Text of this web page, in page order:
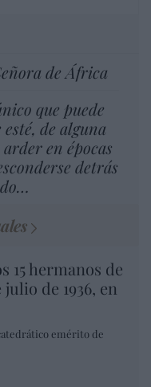
de África
que puede
de alguna
en épocas
detrás
15 hermanos de
de 1936, en
emérito de